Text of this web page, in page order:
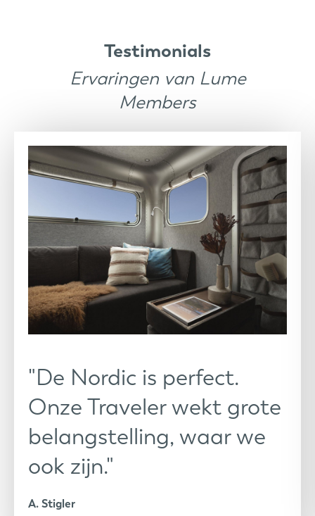
Testimonials
Ervaringen van Lume
Members
"De Nordic is perfect.
Onze Traveler wekt grote
belangstelling, waar we
ook zijn."
A. Stigler